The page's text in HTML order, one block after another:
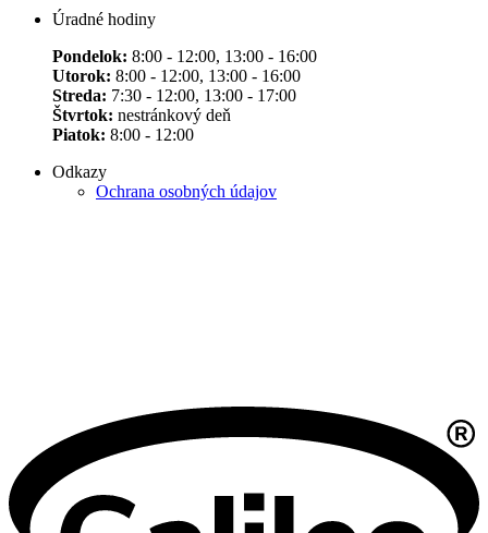
Úradné hodiny
Pondelok: 8:00 - 12:00, 13:00 - 16:00
Utorok: 8:00 - 12:00, 13:00 - 16:00
Streda: 7:30 - 12:00, 13:00 - 17:00
Štvrtok: nestránkový deň
Piatok: 8:00 - 12:00
Odkazy
Ochrana osobných údajov